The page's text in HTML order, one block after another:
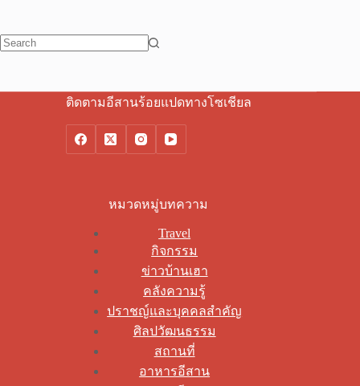
ติดตามอีสานร้อยแปดทางโซเชียล
หมวดหมู่บทความ
Travel
กิจกรรม
ข่าวบ้านเฮา
คลังความรู้
ปราชญ์และบุคคลสำคัญ
ศิลปวัฒนธรรม
สถานที่
อาหารอีสาน